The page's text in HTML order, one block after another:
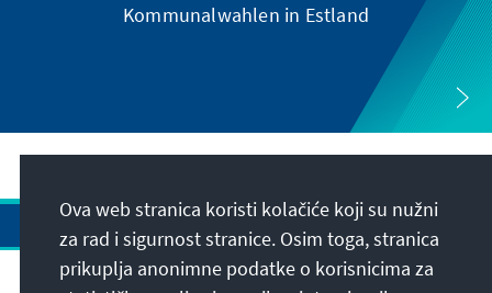
Kommunalwahlen in Estland
Ova web stranica koristi kolačiće koji su nužni
za rad i sigurnost stranice. Osim toga, stranica
prikuplja anonimne podatke o korisnicima za